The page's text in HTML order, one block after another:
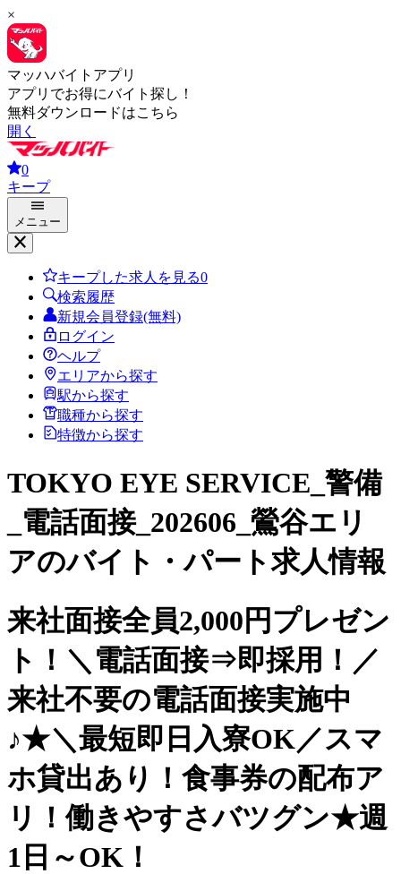
×
マッハバイトアプリ
アプリでお得にバイト探し！
無料ダウンロードはこちら
開く
0
キープ
メニュー
キープした求人を見る0
検索履歴
新規会員登録(無料)
ログイン
ヘルプ
エリアから探す
駅から探す
職種から探す
特徴から探す
TOKYO EYE SERVICE_警備
_電話面接_202606_鶯谷エリ
アのバイト・パート求人情報
来社面接全員2,000円プレゼン
ト！＼電話面接⇒即採用！／
来社不要の電話面接実施中
♪★＼最短即日入寮OK／スマ
ホ貸出あり！食事券の配布ア
リ！働きやすさバツグン★週
1日～OK！